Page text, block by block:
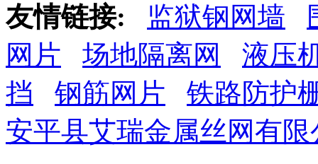
友情链接:
监狱钢网墙
网片
场地隔离网
液压
挡
钢筋网片
铁路防护
安平县艾瑞金属丝网有限